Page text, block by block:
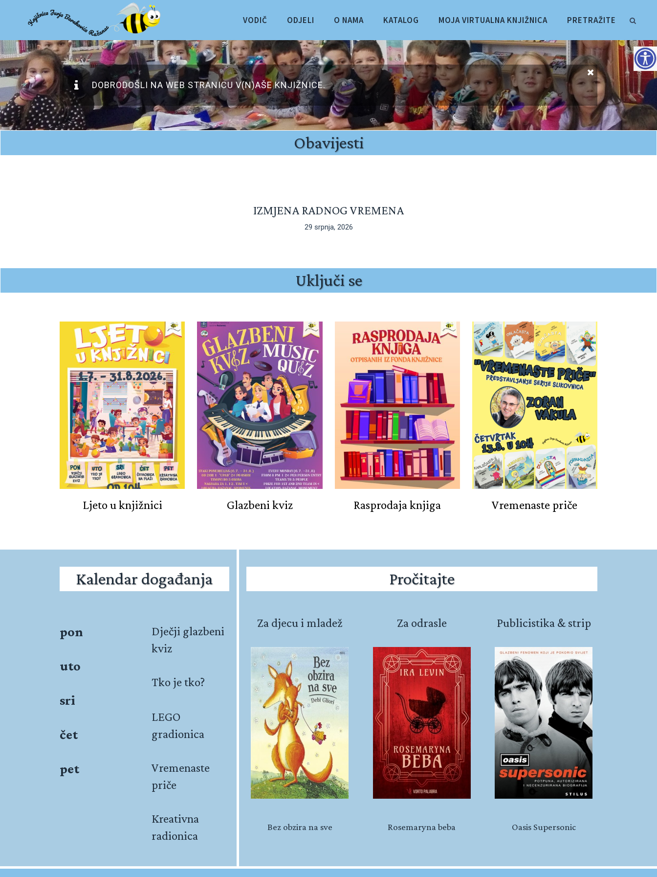
VODIČ ODJELI O NAMA KATALOG MOJA VIRTUALNA KNJIŽNICA PRETRAŽITE
DOBRODOŠLI NA WEB STRANICU V(N)AŠE KNJIŽNICE.
Obavijesti
IZMJENA RADNOG VREMENA
29 srpnja, 2026
Uključi se
Ljeto u knjižnici Glazbeni kviz Rasprodaja knjiga Vremenaste priče
Kalendar događanja
pon
uto
sri
čet
pet
Dječji glazbeni
kviz
Tko je tko?
LEGO
gradionica
Vremenaste
priče
Kreativna
radionica
Pročitajte
Za djecu i mladež
Bez obzira na sve
Za odrasle
Rosemaryna beba
Publicistika & strip
Oasis Supersonic